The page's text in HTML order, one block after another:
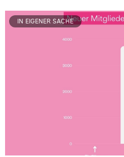
IN EIGENER SACHE